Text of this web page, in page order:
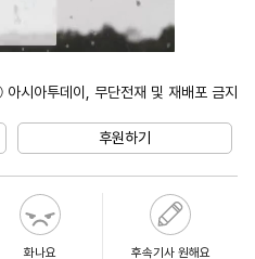
시아투데이, 무단전재 및 재배포 금지
후원하기
화나요 후속기사 원해요